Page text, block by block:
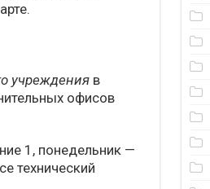
учрежденияв
офисов
1, понедельник —
технический